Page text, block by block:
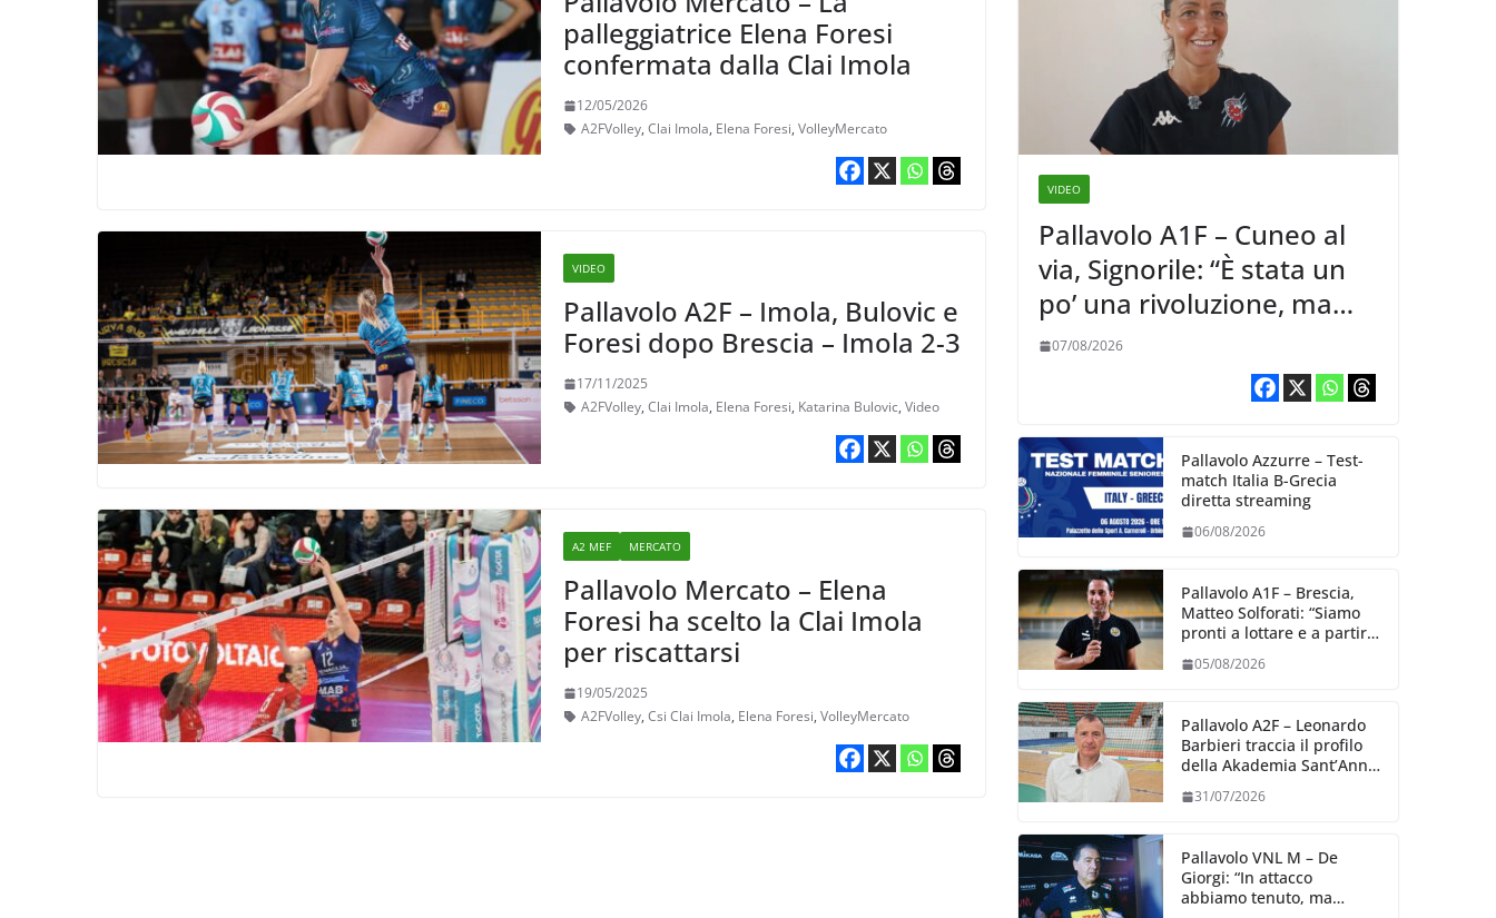
palleggiatrice Elena Foresi
confermata dalla Clai Imola
12/05/2026
A2FVolley,Clai Imola, Elena Foresi,VolleyMercato
VIDEO
Pallavolo A2F – Imola, Bulovic e
Foresi dopo Brescia – Imola 2-3
17/11/2025
A2FVolley,Clai Imola, Elena Foresi, Katarina Bulovic,Video
A2 MEF MERCATO
Pallavolo Mercato – Elena
Foresi ha scelto la Clai Imola
per riscattarsi
19/05/2025
A2FVolley,Csi Clai Imola, Elena Foresi,VolleyMercato
VIDEO
Pallavolo A1F – Cuneo al
via, Signorile: “È stata un
po’ una rivoluzione, ma
abbiamo le idee chiare siu
cosa vogliamo fare”
07/08/2026
Pallavolo Azzurre – Test-
match Italia B-Grecia
diretta streaming
06/08/2026
Pallavolo A1F – Brescia,
Matteo Solforati: “Siamo
pronti a lottare e a partire
giorno”
05/08/2026
Pallavolo A2F – Leonardo
Barbieri traccia il profilo
della Akademia Sant’Anna
31/07/2026
Pallavolo VNL M – De
Giorgi: “In attacco
abbiamo tenuto, ma